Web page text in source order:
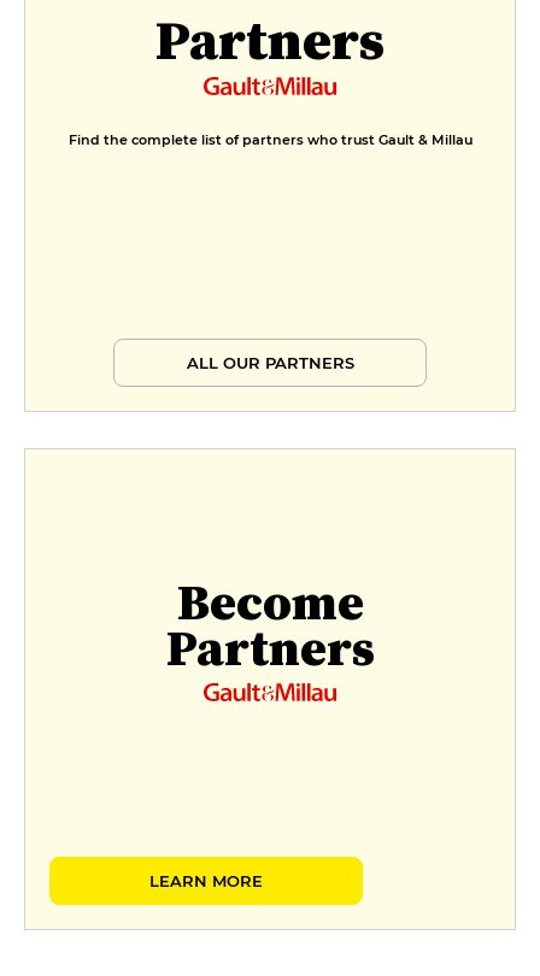
Partners
Find the complete list of partners who trust Gault & Millau
ALL OUR PARTNERS
Become
Partners
LEARN MORE